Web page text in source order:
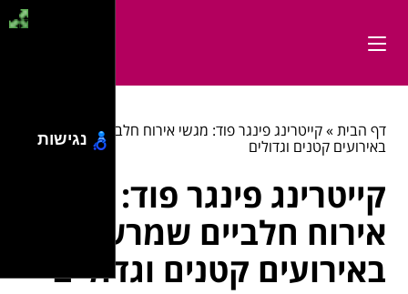
דף הבית»קייטרינג פינגר פוד: מגשי אירוח חלביים שמרשימים
באירועים קטנים וגדולים
קייטרינג פינגר פוד: מגשי
אירוח חלביים שמרשימים
באירועים קטנים וגדולים
נגישות